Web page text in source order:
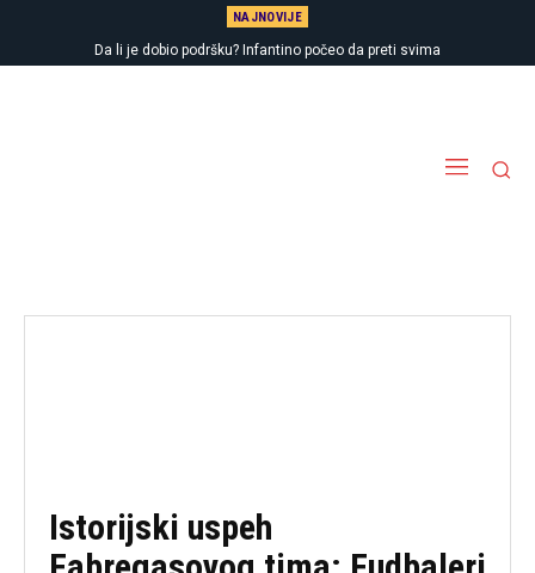
NAJNOVIJE
Da li je dobio podršku? Infantino počeo da preti svima
Istorijski uspeh